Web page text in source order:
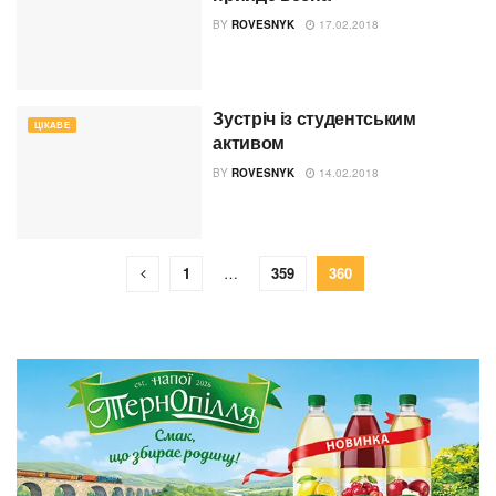
BY ROVESNYK 17.02.2018
ЦІКАВЕ
Зустріч із студентським
активом
BY ROVESNYK 14.02.2018
1 … 359 360